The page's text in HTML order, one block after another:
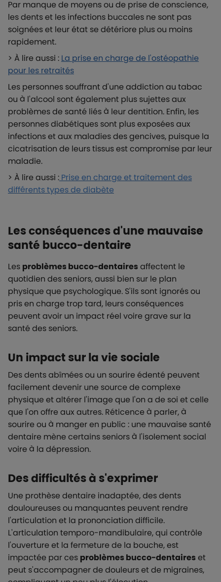
Par manque de moyens ou de prise de conscience,
les dents et les infections buccales ne sont pas
soignées et leur état se détériore plus ou moins
rapidement.
> À lire aussi : La prise en charge de l'ostéopathie
pour les retraités
Les personnes souffrant d'une addiction au tabac
ou à l'alcool sont également plus sujettes aux
problèmes de santé liés à leur dentition. Enfin, les
personnes diabétiques sont plus exposées aux
infections et aux maladies des gencives, puisque la
cicatrisation de leurs tissus est compromise par leur
maladie.
> À lire aussi : Prise en charge et traitement des
différents types de diabète
Les conséquences d'une mauvaise
santé bucco-dentaire
Les problèmes bucco-dentaires affectent le
quotidien des seniors, aussi bien sur le plan
physique que psychologique. S'ils sont ignorés ou
pris en charge trop tard, leurs conséquences
peuvent avoir un impact réel voire grave sur la
santé des seniors.
Un impact sur la vie sociale
Des dents abîmées ou un sourire édenté peuvent
facilement devenir une source de complexe
physique et altérer l'image que l'on a de soi et celle
que l'on offre aux autres. Réticence à parler, à
sourire ou à manger en public : une mauvaise santé
dentaire mène certains seniors à l'isolement social
voire à la dépression.
Des difficultés à s'exprimer
Une prothèse dentaire inadaptée, des dents
douloureuses ou manquantes peuvent rendre
l'articulation et la prononciation difficile.
L'articulation temporo-mandibulaire, qui contrôle
l'ouverture et la fermeture de la bouche, est
impactée par ces problèmes bucco-dentaires et
peut s'accompagner de douleurs et de migraines,